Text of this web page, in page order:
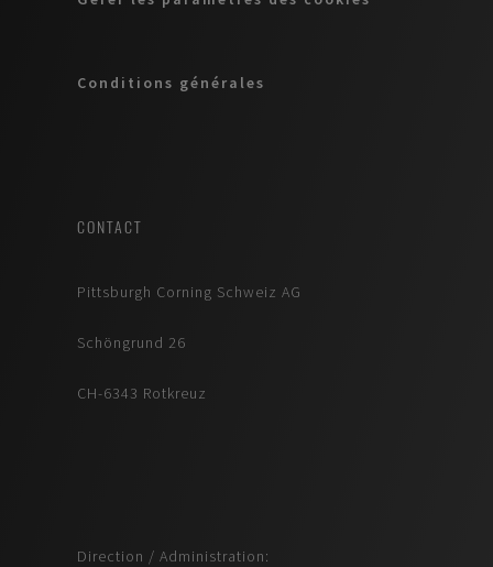
Conditions générales
CONTACT
Pittsburgh Corning Schweiz AG
Schöngrund 26
CH-6343 Rotkreuz
Direction / Administration: